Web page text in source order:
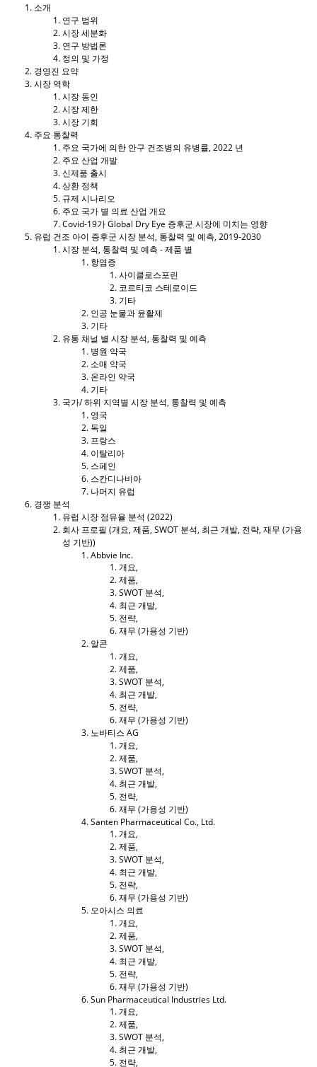
소개
연구 범위
시장 세분화
연구 방법론
정의 및 가정
경영진 요약
시장 역학
시장 동인
시장 제한
시장 기회
주요 통찰력
주요 국가에 의한 안구 건조병의 유병률, 2022 년
주요 산업 개발
신제품 출시
상환 정책
규제 시나리오
주요 국가 별 의료 산업 개요
Covid-19가 Global Dry Eye 증후군 시장에 미치는 영향
유럽 ​​건조 아이 증후군 시장 분석, 통찰력 및 예측, 2019-2030
시장 분석, 통찰력 및 예측 - 제품 별
항염증
사이클로스포린
코르티코 스테로이드
기타
인공 눈물과 윤활제
기타
유통 채널 별 시장 분석, 통찰력 및 예측
병원 약국
소매 약국
온라인 약국
기타
국가/ 하위 지역별 시장 분석, 통찰력 및 예측
영국
독일
프랑스
이탈리아
스페인
스칸디나비아
나머지 유럽
경쟁 분석
유럽 ​​시장 점유율 분석 (2022)
회사 프로필 (개요, 제품, SWOT 분석, 최근 개발, 전략, 재무 (가용
성 기반))
Abbvie Inc.
개요,
제품,
SWOT 분석,
최근 개발,
전략,
재무 (가용성 기반)
알콘
개요,
제품,
SWOT 분석,
최근 개발,
전략,
재무 (가용성 기반)
노바티스 AG
개요,
제품,
SWOT 분석,
최근 개발,
전략,
재무 (가용성 기반)
Santen Pharmaceutical Co., Ltd.
개요,
제품,
SWOT 분석,
최근 개발,
전략,
재무 (가용성 기반)
오아시스 의료
개요,
제품,
SWOT 분석,
최근 개발,
전략,
재무 (가용성 기반)
Sun Pharmaceutical Industries Ltd.
개요,
제품,
SWOT 분석,
최근 개발,
전략,